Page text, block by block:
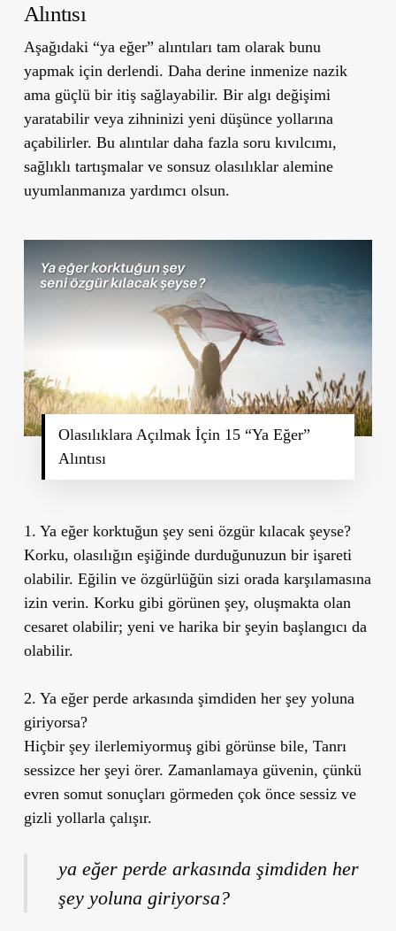
Alıntısı
Aşağıdaki “ya eğer” alıntıları tam olarak bunu
yapmak için derlendi. Daha derine inmenize nazik
ama güçlü bir itiş sağlayabilir. Bir algı değişimi
yaratabilir veya zihninizi yeni düşünce yollarına
açabilirler. Bu alıntılar daha fazla soru kıvılcımı,
sağlıklı tartışmalar ve sonsuz olasılıklar alemine
uyumlanmanıza yardımcı olsun.
Olasılıklara Açılmak İçin 15 “Ya Eğer”
Alıntısı
1. Ya eğer korktuğun şey seni özgür kılacak şeyse?
Korku, olasılığın eşiğinde durduğunuzun bir işareti
olabilir. Eğilin ve özgürlüğün sizi orada karşılamasına
izin verin. Korku gibi görünen şey, oluşmakta olan
cesaret olabilir; yeni ve harika bir şeyin başlangıcı da
olabilir.
2. Ya eğer perde arkasında şimdiden her şey yoluna
giriyorsa?
Hiçbir şey ilerlemiyormuş gibi görünse bile, Tanrı
sessizce her şeyi örer. Zamanlamaya güvenin, çünkü
evren somut sonuçları görmeden çok önce sessiz ve
gizli yollarla çalışır.
ya eğer perde arkasında şimdiden her
şey yoluna giriyorsa?